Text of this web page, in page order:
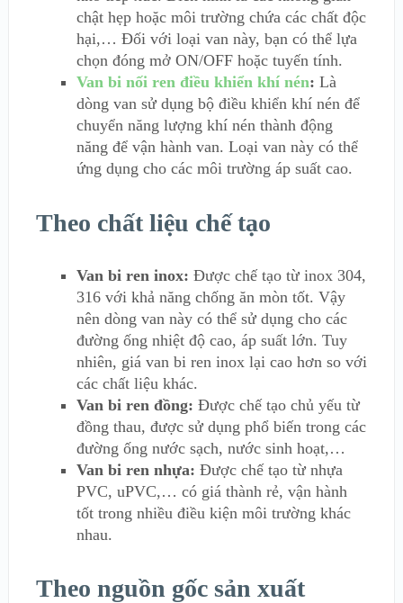
chật hẹp hoặc môi trường chứa các chất độc
hại,… Đối với loại van này, bạn có thể lựa
chọn đóng mở ON/OFF hoặc tuyến tính.
Van bi nối ren điều khiển khí nén: Là
dòng van sử dụng bộ điều khiển khí nén để
chuyển năng lượng khí nén thành động
năng để vận hành van. Loại van này có thể
ứng dụng cho các môi trường áp suất cao.
Theo chất liệu chế tạo
Van bi ren inox: Được chế tạo từ inox 304,
316 với khả năng chống ăn mòn tốt. Vậy
nên dòng van này có thể sử dụng cho các
đường ống nhiệt độ cao, áp suất lớn. Tuy
nhiên, giá van bi ren inox lại cao hơn so với
các chất liệu khác.
Van bi ren đồng: Được chế tạo chủ yếu từ
đồng thau, được sử dụng phổ biến trong các
đường ống nước sạch, nước sinh hoạt,…
Van bi ren nhựa: Được chế tạo từ nhựa
PVC, uPVC,… có giá thành rẻ, vận hành
tốt trong nhiều điều kiện môi trường khác
nhau.
Theo nguồn gốc sản xuất